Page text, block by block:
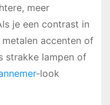
meer
je een contrast in
accenten of
strakke lampen of
-look